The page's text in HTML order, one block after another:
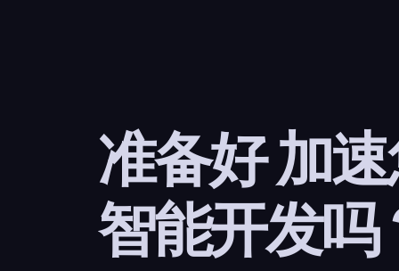
准备好 加
智能开发吗